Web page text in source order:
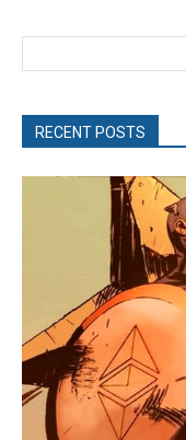
RECENT POSTS